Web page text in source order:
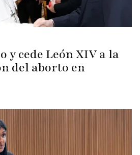
y cede León XIV a la
del aborto en